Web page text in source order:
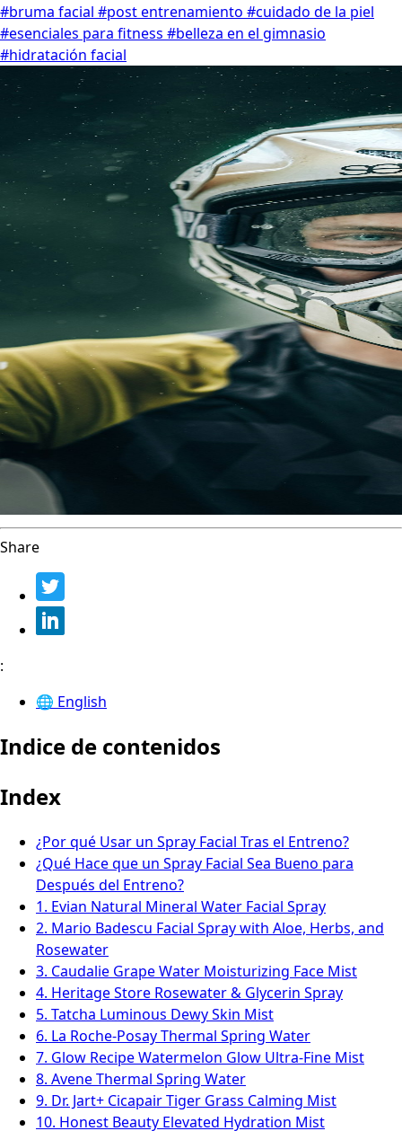
#bruma facial #post entrenamiento #cuidado de la piel
#esenciales para fitness #belleza en el gimnasio
#hidratación facial
Share
:
🌐 English
Indice de contenidos
Index
¿Por qué Usar un Spray Facial Tras el Entreno?
¿Qué Hace que un Spray Facial Sea Bueno para
Después del Entreno?
1. Evian Natural Mineral Water Facial Spray
2. Mario Badescu Facial Spray with Aloe, Herbs, and
Rosewater
3. Caudalie Grape Water Moisturizing Face Mist
4. Heritage Store Rosewater & Glycerin Spray
5. Tatcha Luminous Dewy Skin Mist
6. La Roche-Posay Thermal Spring Water
7. Glow Recipe Watermelon Glow Ultra-Fine Mist
8. Avene Thermal Spring Water
9. Dr. Jart+ Cicapair Tiger Grass Calming Mist
10. Honest Beauty Elevated Hydration Mist